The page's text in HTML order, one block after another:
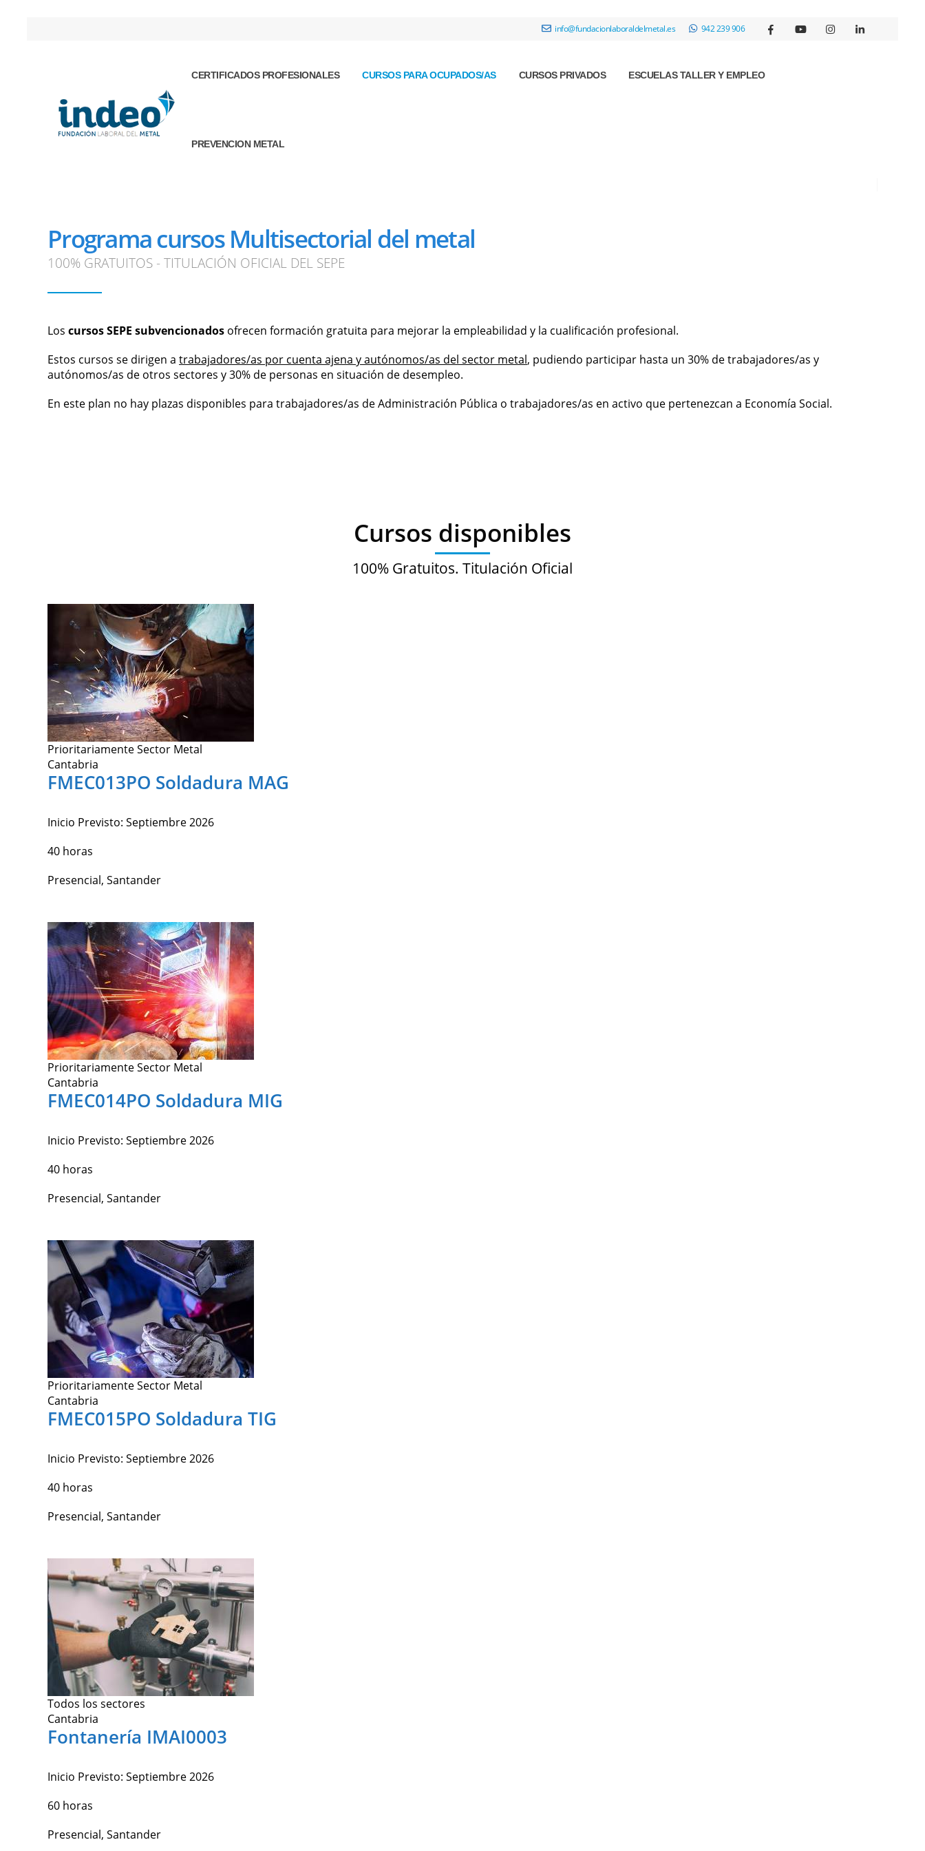
info@fundacionlaboraldelmetal.es 942 239 906
CERTIFICADOS PROFESIONALES CURSOS PARA OCUPADOS/AS CURSOS PRIVADOS ESCUELAS TALLER Y EMPLEO
PREVENCION METAL
Programa cursos Multisectorial del metal
100% GRATUITOS - TITULACIÓN OFICIAL DEL SEPE
Los cursos SEPE subvencionados ofrecen formación gratuita para mejorar la empleabilidad y la cualificación profesional.
Estos cursos se dirigen a trabajadores/as por cuenta ajena y autónomos/as del sector metal, pudiendo participar hasta un 30% de trabajadores/as y
autónomos/as de otros sectores y 30% de personas en situación de desempleo.
En este plan no hay plazas disponibles para trabajadores/as de Administración Pública o trabajadores/as en activo que pertenezcan a Economía Social.
Cursos disponibles
100% Gratuitos. Titulación Oficial
Prioritariamente Sector Metal
Cantabria
FMEC013PO Soldadura MAG
Inicio Previsto: Septiembre 2026
40 horas
Presencial, Santander
Prioritariamente Sector Metal
Cantabria
FMEC014PO Soldadura MIG
Inicio Previsto: Septiembre 2026
40 horas
Presencial, Santander
Prioritariamente Sector Metal
Cantabria
FMEC015PO Soldadura TIG
Inicio Previsto: Septiembre 2026
40 horas
Presencial, Santander
Todos los sectores
Cantabria
Fontanería IMAI0003
Inicio Previsto: Septiembre 2026
60 horas
Presencial, Santander